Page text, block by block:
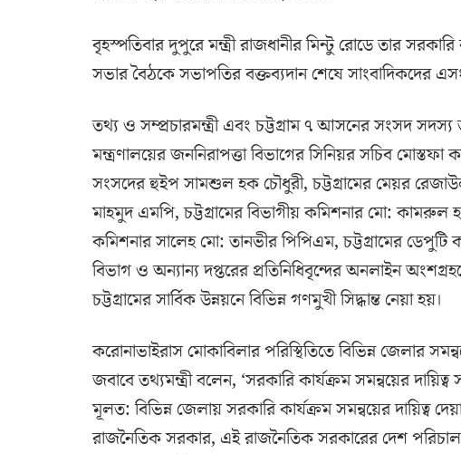
বৃহস্পতিবার দুপুরে মন্ত্রী রাজধানীর মিন্টু রোডে তার
সভার বৈঠকে সভাপতির বক্তব্যদান শেষে সাংবাদিকদের
তথ্য ও সম্প্রচারমন্ত্রী এবং চট্টগ্রাম ৭ আসনের সংসদ সদস্য
মন্ত্রণালয়ের জননিরাপত্তা বিভাগের সিনিয়র সচিব মোস্তফা
সংসদের হুইপ সামশুল হক চৌধুরী, চট্টগ্রামের মেয়র
মাহমুদ এমপি, চট্টগ্রামের বিভাগীয় কমিশনার মো: কামরুল
কমিশনার সালেহ মো: তানভীর পিপিএম, চট্টগ্রামের ডেপুটি
বিভাগ ও অন্যান্য দপ্তরের প্রতিনিধিবৃন্দের অনলাইন
চট্টগ্রামের সার্বিক উন্নয়নে বিভিন্ন গণমুখী সিদ্ধান্ত নেয়া হয়।
করোনাভাইরাস মোকাবিলার পরিস্থিতিতে বিভিন্ন জেলার
জবাবে তথ্যমন্ত্রী বলেন, ‘সরকারি কার্যক্রম সমন্বয়ের
মূলত: বিভিন্ন জেলায় সরকারি কার্যক্রম সমন্বয়ের দায়িত্ব
রাজনৈতিক সরকার, এই রাজনৈতিক সরকারের দেশ পরিচালনা